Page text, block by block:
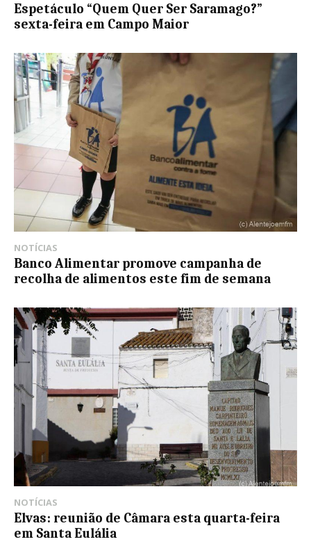
Espetáculo “Quem Quer Ser Saramago?”
sexta-feira em Campo Maior
NOTÍCIAS
Banco Alimentar promove campanha de
recolha de alimentos este fim de semana
NOTÍCIAS
Elvas: reunião de Câmara esta quarta-feira
em Santa Eulália